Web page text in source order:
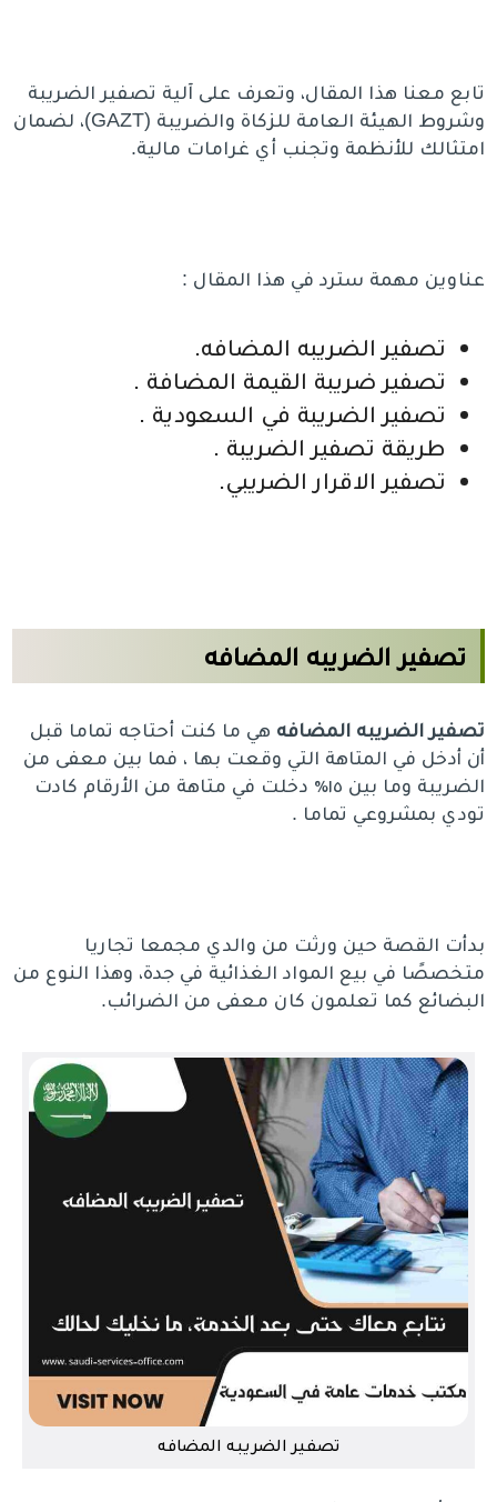
تابع معنا هذا المقال، وتعرف على آلية تصفير الضريبة
وشروط الهيئة العامة للزكاة والضريبة (GAZT)، لضمان
امتثالك للأنظمة وتجنب أي غرامات مالية.
عناوين مهمة سترد في هذا المقال :
تصفير الضريبه المضافه.
تصفير ضريبة القيمة المضافة .
تصفير الضريبة في السعودية .
طريقة تصفير الضريبة .
تصفير الاقرار الضريبي.
تصفير الضريبه المضافه
تصفير الضريبه المضافه هي ما كنت أحتاجه تماما قبل
أن أدخل في المتاهة التي وقعت بها ، فما بين معفى من
الضريبة وما بين ١٥٪ دخلت في متاهة من الأرقام كادت
تودي بمشروعي تماما .
بدأت القصة حين ورثت من والدي مجمعا تجاريا
متخصصًا في بيع المواد الغذائية في جدة، وهذا النوع من
البضائع كما تعلمون كان معفى من الضرائب.
تصفير الضريبه المضافه